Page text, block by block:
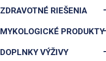
ZDRAVOTNÉ RIEŠENIA
MYKOLOGICKÉ PRODUKTY
DOPLNKY VÝŽIVY